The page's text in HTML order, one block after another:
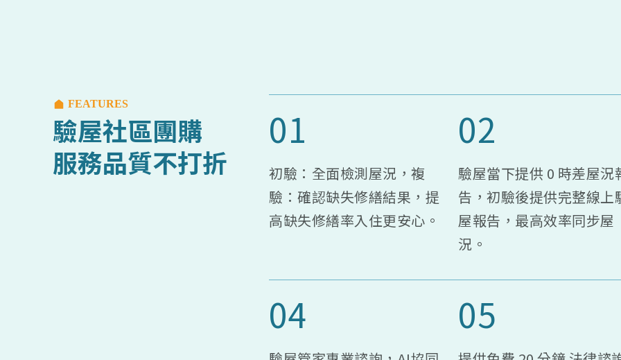
FEATURES
驗屋社區團購
服務品質不打折
01
初驗：全面檢測屋況，複
驗：確認缺失修繕結果，提
高缺失修繕率入住更安心。
02
驗屋當下提供 0 時差屋況
告，初驗後提供完整線上
屋報告，最高效率同步屋
況。
04 05